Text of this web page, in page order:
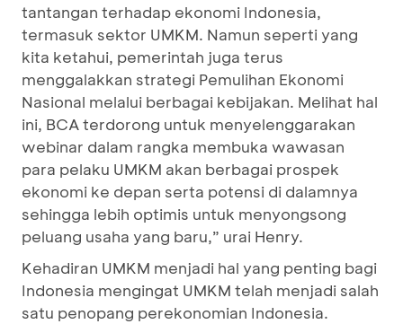
tantangan terhadap ekonomi Indonesia,
termasuk sektor UMKM. Namun seperti yang
kita ketahui, pemerintah juga terus
menggalakkan strategi Pemulihan Ekonomi
Nasional melalui berbagai kebijakan. Melihat hal
ini, BCA terdorong untuk menyelenggarakan
webinar dalam rangka membuka wawasan
para pelaku UMKM akan berbagai prospek
ekonomi ke depan serta potensi di dalamnya
sehingga lebih optimis untuk menyongsong
peluang usaha yang baru,” urai Henry.
Kehadiran UMKM menjadi hal yang penting bagi
Indonesia mengingat UMKM telah menjadi salah
satu penopang perekonomian Indonesia.